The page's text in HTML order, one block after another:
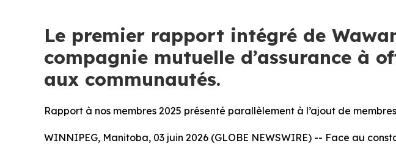
Le premier rapport intégré de
compagnie mutuelle d’assurance à
aux communautés.
Rapport à nos membres 2025 présenté parallèlement à l’ajout de
WINNIPEG, Manitoba, 03 juin 2026 (GLOBE NEWSWIRE) -- Face au